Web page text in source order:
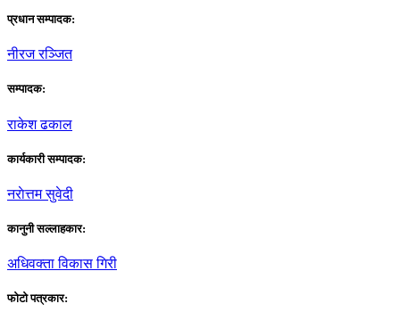
प्रधान सम्पादक:
नीरज रञ्जित
सम्पादक:
राकेश ढकाल
कार्यकारी सम्पादक:
नराेत्तम सुवेदी
कानुनी सल्लाहकार:
अधिवक्ता विकास गिरी
फाेटाे पत्रकार: